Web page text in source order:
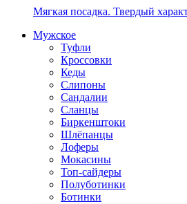
Мягкая посадка. Твердый
Мужское
Туфли
Кроссовки
Кеды
Слипоны
Сандалии
Сланцы
Биркенштоки
Шлёпанцы
Лоферы
Мокасины
Топ-сайдеры
Полуботинки
Ботинки